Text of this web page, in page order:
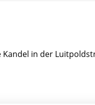
in der